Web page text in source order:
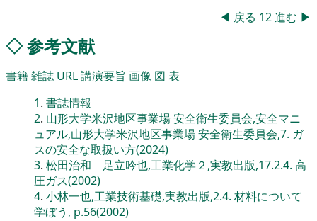
◀ 戻る 12進む ▶
◇参考文献
書籍雑誌 URL講演要旨 画像 図 表
1. 書誌情報
2. 山形大学米沢地区事業場 安全衛生委員会,安全マニ
ュアル,山形大学米沢地区事業場 安全衛生委員会,7. ガ
スの安全な取扱い方(2024)
3. 松田治和 足立吟也,工業化学２,実教出版,17.2.4. 高
圧ガス(2002)
4. 小林一也,工業技術基礎,実教出版,2.4. 材料について
学ぼう, p.56(2002)